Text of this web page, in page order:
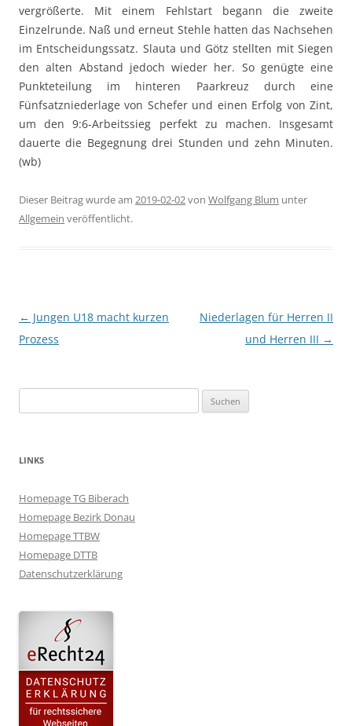
vergrößerte. Mit einem Fehlstart begann die zweite
Einzelrunde. Naß und erneut Stehle hatten das Nachsehen
im Entscheidungssatz. Slauta und Götz stellten mit Siegen
den alten Abstand jedoch wieder her. So genügte eine
Punkteteilung im hinteren Paarkreuz durch eine
Fünfsatzniederlage von Schefer und einen Erfolg von Zint,
um den 9:6-Arbeitssieg perfekt zu machen. Insgesamt
dauerte die Begegnung drei Stunden und zehn Minuten.
(wb)
Dieser Beitrag wurde am 2019-02-02von Wolfgang Blum unter
Allgemein veröffentlicht.
Beitragsnavigation
← Jungen U18 macht kurzen
Prozess
Niederlagen für Herren II
und Herren III →
nach:
LINKS
Homepage TG Biberach
Homepage Bezirk Donau
Homepage TTBW
Homepage DTTB
Datenschutzerklärung